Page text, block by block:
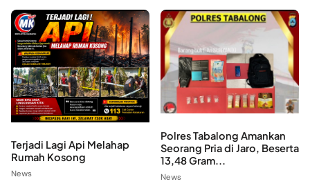
Terjadi Lagi Api Melahap
Rumah Kosong
News
Polres Tabalong Amankan
Seorang Pria di Jaro, Beserta
13,48 Gram...
News